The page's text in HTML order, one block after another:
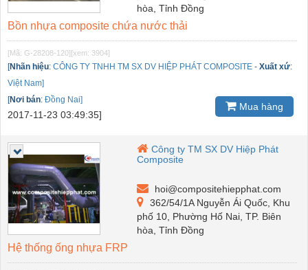
hòa, Tỉnh Đồng
Bồn nhựa composite chứa nước thải
[Mã: G-28208-120] [xem: 3904]
[Nhãn hiệu: CÔNG TY TNHH TM SX DV HIỆP PHÁT COMPOSITE - Xuất xứ:
Việt Nam]
[Nơi bán: Đồng Nai]
2017-11-23 03:49:35]
Mua hàng
Công ty TM SX DV Hiệp Phát
Composite
hoi@compositehiepphat.com
362/54/1A Nguyễn Ái Quốc, Khu
phố 10, Phường Hố Nai, TP. Biên
hòa, Tỉnh Đồng
Hệ thống ống nhựa FRP